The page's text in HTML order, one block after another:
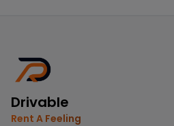
Drivable
Rent A Feeling